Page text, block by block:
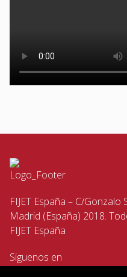
FIJET España – C/
Madrid (España) 2018.
FIJET España
Siguenos en